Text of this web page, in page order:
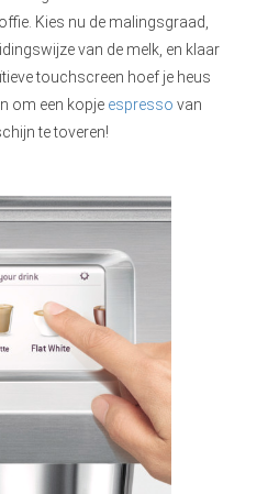
Kies nu de malingsgraad,
van de melk, en klaar
touchscreen hoef je heus
om een kopje espresso van
te toveren!